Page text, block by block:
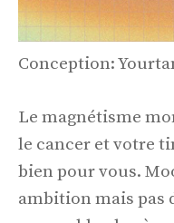
Conception:
Le magnétisme
le cancer et votre
bien pour vous.
ambition mais pas